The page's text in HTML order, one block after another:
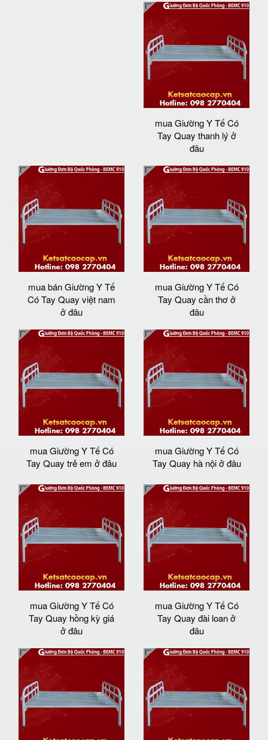
mua Giường Y Tế Có
Tay Quay thanh lý ở
đâu
mua bán Giường Y Tế
Có Tay Quay việt nam
ở đâu
mua Giường Y Tế Có
Tay Quay cần thơ ở
đâu
mua Giường Y Tế Có
Tay Quay trẻ em ở đâu
mua Giường Y Tế Có
Tay Quay hà nội ở đâu
mua Giường Y Tế Có
Tay Quay hồng kỳ giá
ở đâu
mua Giường Y Tế Có
Tay Quay đài loan ở
đâu